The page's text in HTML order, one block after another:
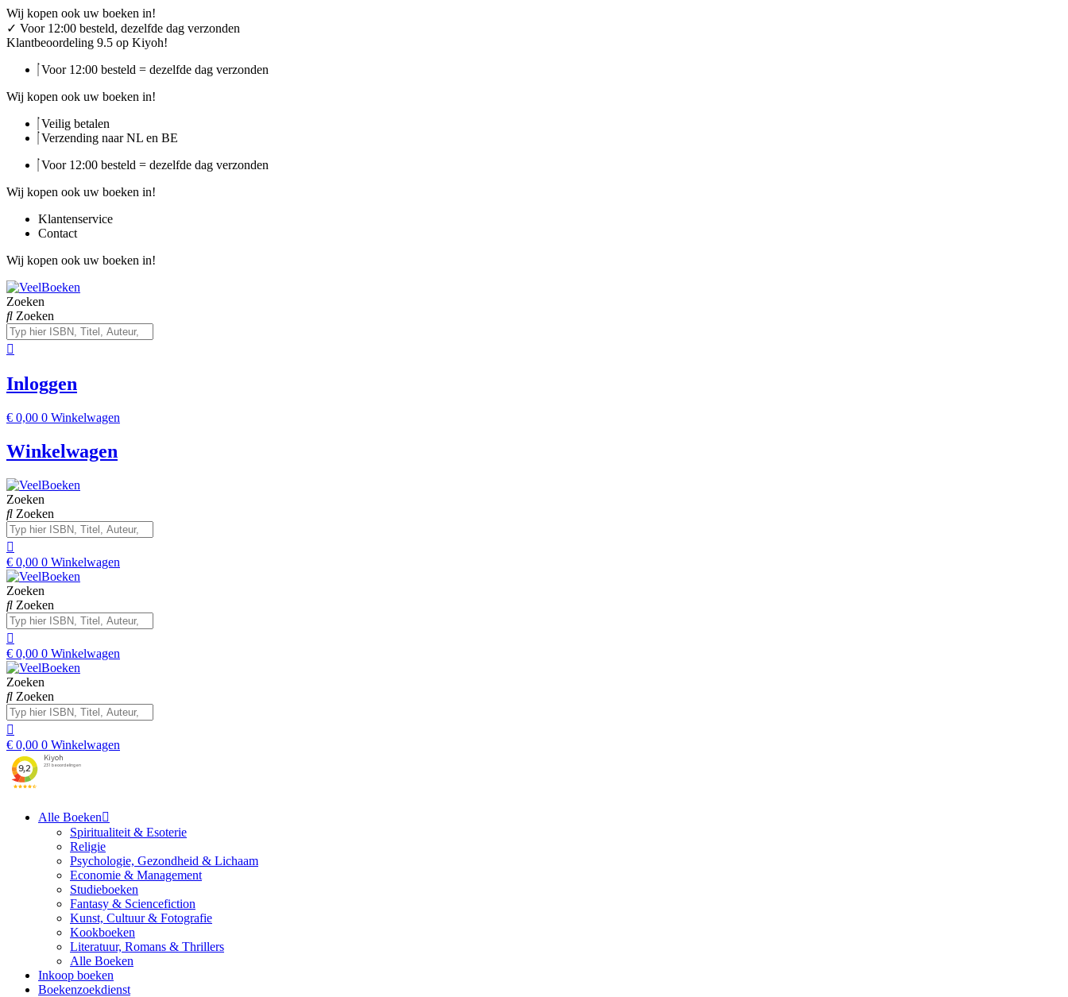
Ga
naar
de
Wij kopen ook uw boeken in!
✓ Voor 12:00 besteld, dezelfde dag verzonden
Klantbeoordeling 9.5 op Kiyoh!
Voor 12:00 besteld = dezelfde dag verzonden
Wij kopen ook uw boeken in!
Veilig betalen
Verzending naar NL en BE
Voor 12:00 besteld = dezelfde dag verzonden
Wij kopen ook uw boeken in!
Klantenservice
Contact
Wij kopen ook uw boeken in!
Zoeken
Zoeken
Inloggen
€ 0,00 0 Winkelwagen
Winkelwagen
Zoeken
Zoeken
€ 0,00 0 Winkelwagen
Zoeken
Zoeken
€ 0,00 0 Winkelwagen
Zoeken
Zoeken
€ 0,00 0 Winkelwagen
Alle Boeken
Spiritualiteit & Esoterie
Religie
Psychologie, Gezondheid & Lichaam
Economie & Management
Studieboeken
Fantasy & Sciencefiction
Kunst, Cultuur & Fotografie
Kookboeken
Literatuur, Romans & Thrillers
Alle Boeken
Inkoop boeken
Boekenzoekdienst